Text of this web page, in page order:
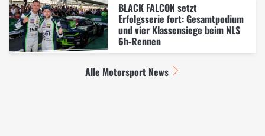
BLACK FALCON setzt
Erfolgsserie fort: Gesamtpodium
und vier Klassensiege beim NLS
6h-Rennen
Alle Motorsport News